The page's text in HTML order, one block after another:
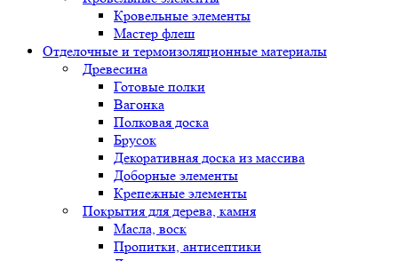
Кровельные элементы
Мастер флеш
Отделочные и термоизоляционные материалы
Древесина
Готовые полки
Вагонка
Полковая доска
Брусок
Декоративная доска из массива
Доборные элементы
Крепежные элементы
Покрытия для дерева, камня
Масла, воск
Пропитки, антисептики